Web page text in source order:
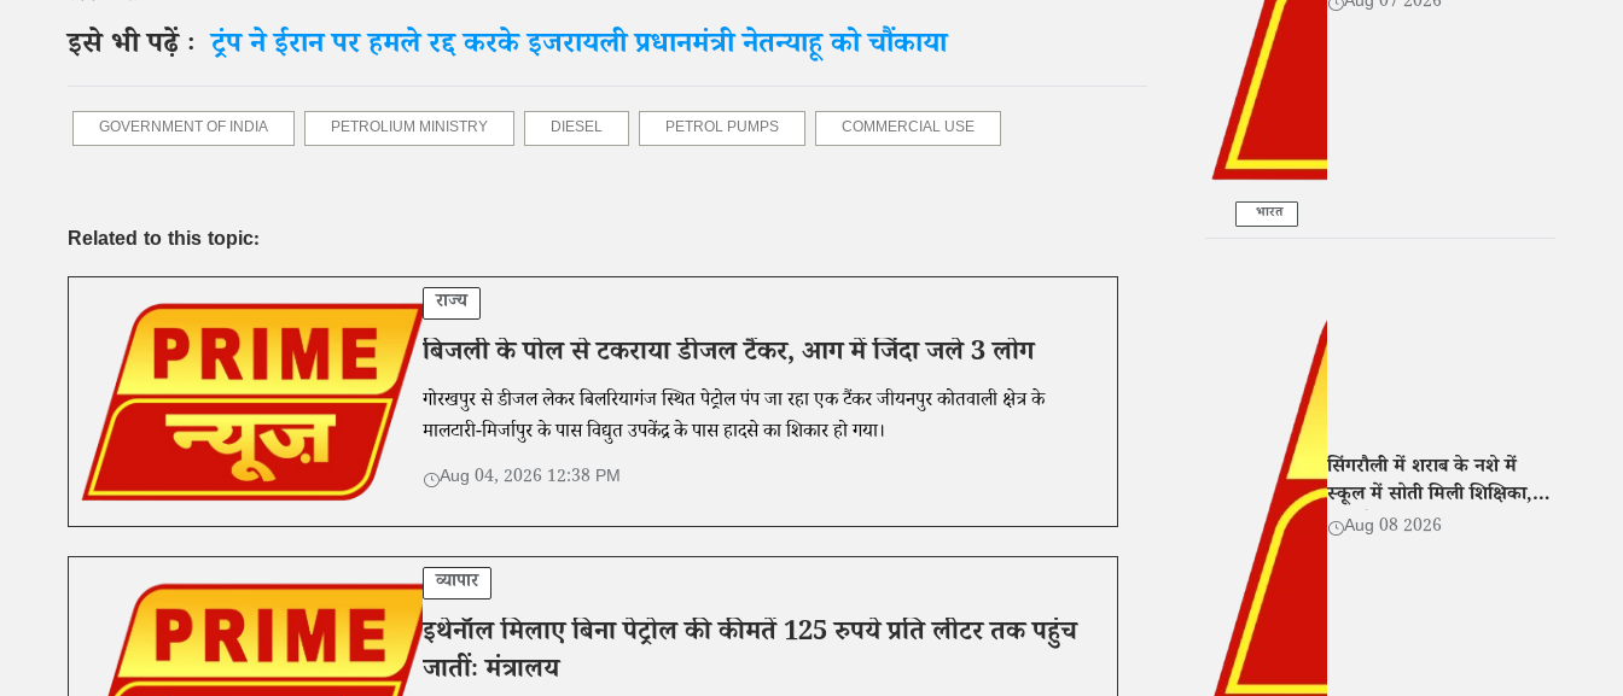
इसे भी पढ़ें ःट्रंप ने ईरान पर हमले रद्द करके इजरायली प्रधानमंत्री नेतन्याहू को चौंकाया
GOVERNMENT OF INDIA PETROLIUM MINISTRY DIESEL PETROL PUMPS COMMERCIAL USE
Related to this topic:
राज्य
बिजली के पोल से टकराया डीजल टैंकर, आग में जिंदा जले 3 लोग
गोरखपुर से डीजल लेकर बिलरियागंज स्थित पेट्रोल पंप जा रहा एक टैंकर जीयनपुर कोतवाली क्षेत्र के
मालटारी-मिर्जापुर के पास विद्युत उपकेंद्र के पास हादसे का शिकार हो गया।
Aug 04, 2026 12:38 PM
व्यापार
इथेनॉल मिलाए बिना पेट्रोल की कीमतें 125 रुपये प्रति लीटर तक पहुंच
जातींः मंत्रालय
भारत
सिंगरौली में शराब के नशे में
स्कूल में सोती मिली शिक्षिका,
कक्ष में बना रखा था ठिकाना
Aug 08 2026